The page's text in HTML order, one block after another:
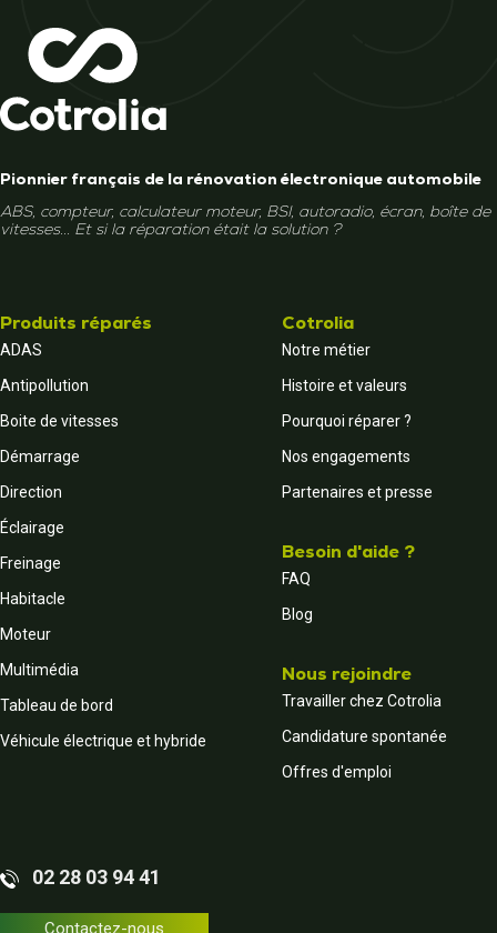
Pionnier français de la rénovation électronique automobile
ABS, compteur, calculateur moteur, BSI, autoradio, écran, boîte de
vitesses... Et si la réparation était la solution ?
Produits réparés
ADAS
Antipollution
Boite de vitesses
Démarrage
Direction
Éclairage
Freinage
Habitacle
Moteur
Multimédia
Tableau de bord
Véhicule électrique et hybride
Cotrolia
Notre métier
Histoire et valeurs
Pourquoi réparer ?
Nos engagements
Partenaires et presse
Besoin d'aide ?
FAQ
Blog
Nous rejoindre
Travailler chez Cotrolia
Candidature spontanée
Offres d'emploi
02 28 03 94 41
Contactez-nous